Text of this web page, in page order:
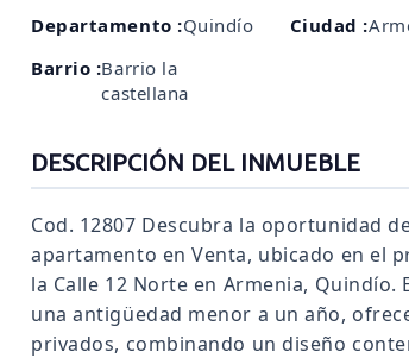
Departamento :Quindío Ciudad :
Barrio :Barrio la
castellana
DESCRIPCIÓN DEL INMUEBLE
Cod. 12807 Descubra la oportunidad
apartamento en Venta, ubicado en el
la Calle 12 Norte en Armenia,
una antigüedad menor a un año,
privados, combinando un diseño